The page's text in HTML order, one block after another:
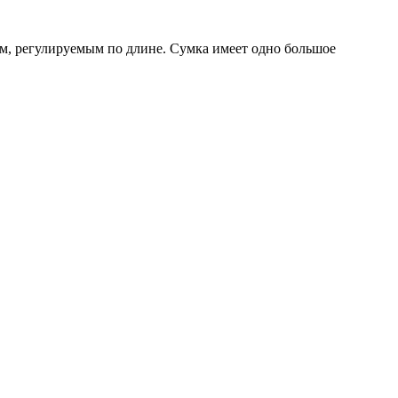
регулируемым по длине. Сумка имеет одно большое